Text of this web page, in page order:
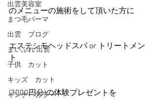
出雲美容室
まつ毛パーマ
出雲 ブログ
まいぷれ 出雲
子供 カット
キッズ カット
インナーカラー
のメニューの施術をして頂いた方に
エステシモヘッドスパ or トリートメン
ト
(3000円分)の体験プレゼントを